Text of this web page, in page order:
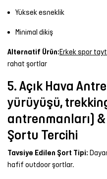
Yüksek esneklik
Minimal dikiş
Alternatif Ürün:Erkek spor tayt
rahat şortlar
5. Açık Hava
yürüyüşü,
antrenmanları)
Şortu Tercihi
Tavsiye Edilen Şort Tipi:
hafif outdoor şortlar.